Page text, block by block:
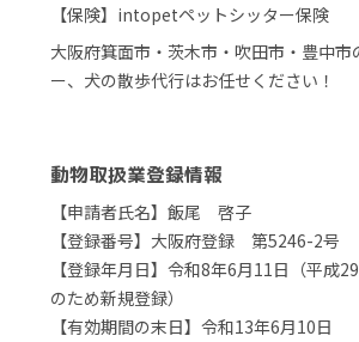
【保険】intopetペットシッター保険
大阪府箕面市・茨木市・吹田市・豊中市
ー、犬の散歩代行はお任せください！
動物取扱業登録情報
【申請者氏名】飯尾 啓子
【登録番号】大阪府登録 第5246-2号
【登録年月日】令和8年6月11日（平成
のため新規登録）
【有効期間の末日】令和13年6月10日